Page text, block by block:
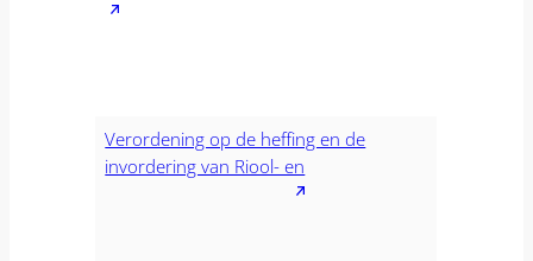
Verordening op de heffing en de
invordering van Riool- en